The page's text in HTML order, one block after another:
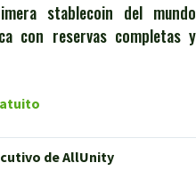
stablecoin del mundo
con reservas completas y
de AllUnity